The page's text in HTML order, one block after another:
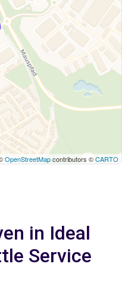
OpenStreetMapcontributors ©CARTO
in Ideal
Service